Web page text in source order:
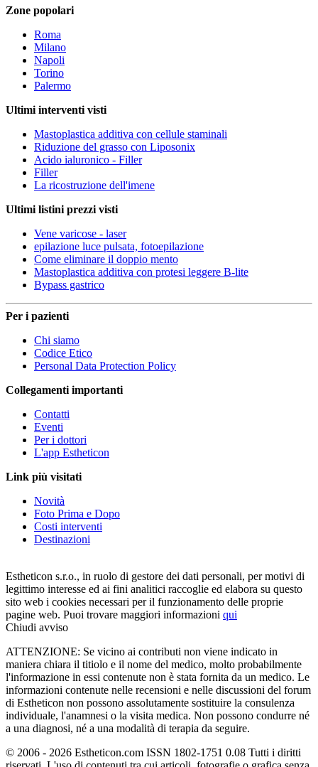
Zone popolari
Roma
Milano
Napoli
Torino
Palermo
Ultimi interventi visti
Mastoplastica additiva con cellule staminali
Riduzione del grasso con Liposonix
Acido ialuronico - Filler
Filler
La ricostruzione dell'imene
Ultimi listini prezzi visti
Vene varicose - laser
epilazione luce pulsata, fotoepilazione
Come eliminare il doppio mento
Mastoplastica additiva con protesi leggere B-lite
Bypass gastrico
Per i pazienti
Chi siamo
Codice Etico
Personal Data Protection Policy
Collegamenti importanti
Contatti
Eventi
Per i dottori
L'app Estheticon
Link più visitati
Novità
Foto Prima e Dopo
Costi interventi
Destinazioni
Estheticon s.r.o., in ruolo di gestore dei dati personali, per motivi di
legittimo interesse ed ai fini analitici raccoglie ed elabora su questo
sito web i cookies necessari per il funzionamento delle proprie
pagine web. Puoi trovare maggiori informazioni qui
Chiudi avviso
ATTENZIONE: Se vicino ai contributi non viene indicato in
maniera chiara il titiolo e il nome del medico, molto probabilmente
l'informazione in essi contenute non è stata fornita da un medico. Le
informazioni contenute nelle recensioni e nelle discussioni del forum
di Estheticon non possono assolutamente sostituire la consulenza
individuale, l'anamnesi o la visita medica. Non possono condurre né
a una diagnosi, né a una modalità di terapia da seguire.
© 2006 - 2026 Estheticon.com ISSN 1802-1751 0.08 Tutti i diritti